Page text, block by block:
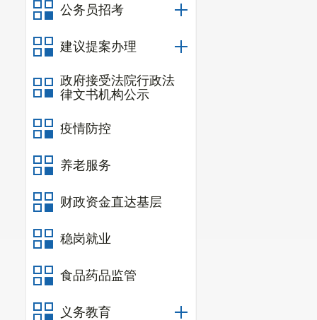
公务员招考
建议提案办理
政府接受法院行政法
律文书机构公示
疫情防控
养老服务
财政资金直达基层
稳岗就业
食品药品监管
义务教育